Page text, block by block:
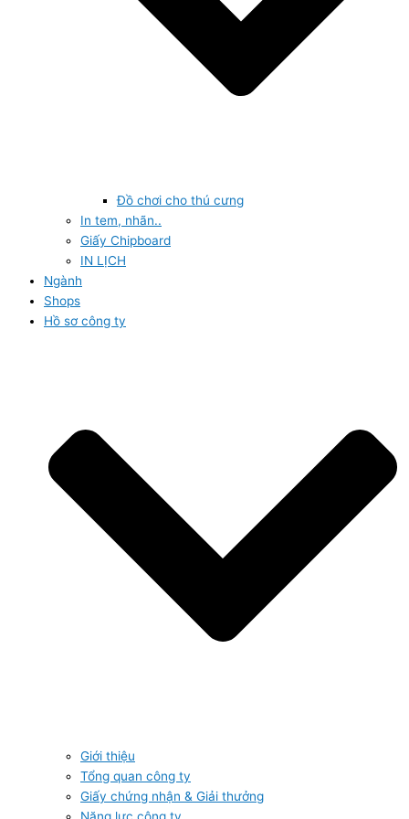
Đồ chơi cho thú cưng
In tem, nhãn..
Giấy Chipboard
IN LỊCH
Ngành
Shops
Hồ sơ công ty
Giới thiệu
Tổng quan công ty
Giấy chứng nhận & Giải thưởng